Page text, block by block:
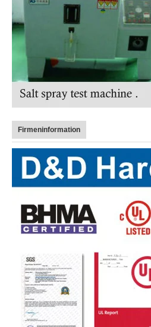
Firmeninformation